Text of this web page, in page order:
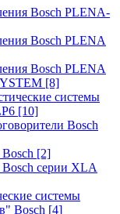
Bosch PLENA-
Bosch PLENA
Bosch PLENA
[8]
системы
[10]
Bosch
[2]
серии XLA
системы
Bosch [4]